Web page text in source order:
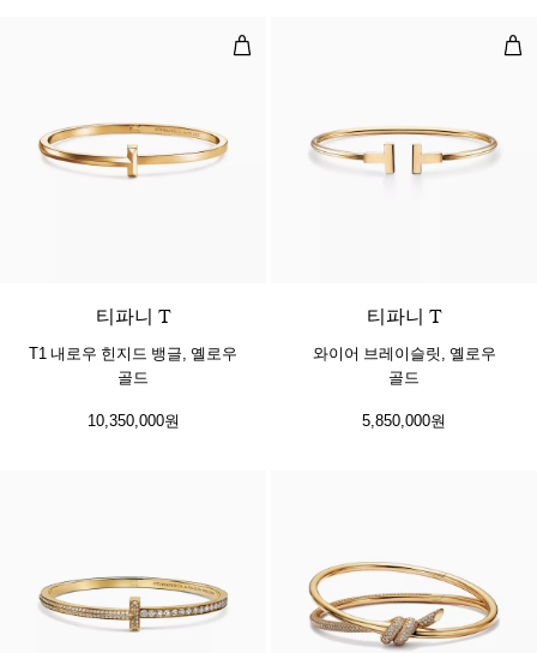
T1 내로우 힌지드 뱅글, 옐로우 골드
티파니 T
T1 내로우 힌지드 뱅글, 옐로우
골드
10,350,000원
와
티파니 T
와이어 브레이슬릿, 옐로우
골드
5,850,000원